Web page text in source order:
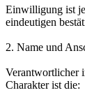
Einwilligung ist
eindeutigen
2. Name und
Verantwortlicher
Charakter ist die: